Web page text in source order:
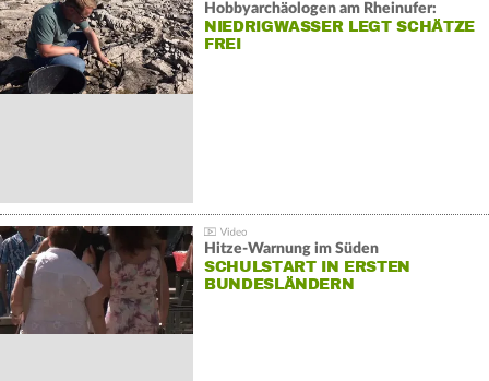
Hobbyarchäologen am Rheinufer:
NIEDRIGWASSER LEGT SCHÄTZE
FREI
Hitze-Warnung im Süden
SCHULSTART IN ERSTEN
BUNDESLÄNDERN